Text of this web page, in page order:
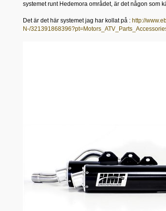
systemet runt Hedemora området, är det någon som
Det är det här systemet jag har kollat på : http://
N-/